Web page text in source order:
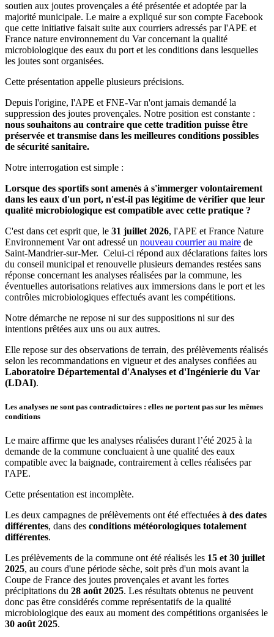
soutien aux joutes provençales a été présentée et adoptée par la
majorité municipale. Le maire a expliqué sur son compte Facebook
que cette initiative faisait suite aux courriers adressés par l'APE et
France nature environnement du Var concernant la qualité
microbiologique des eaux du port et les conditions dans lesquelles
les joutes sont organisées.
Cette présentation appelle plusieurs précisions.
Depuis l'origine, l'APE et FNE-Var n'ont jamais demandé la
suppression des joutes provençales. Notre position est constante :
nous souhaitons au contraire que cette tradition puisse être
préservée et transmise dans les meilleures conditions possibles
de sécurité sanitaire.
Notre interrogation est simple :
Lorsque des sportifs sont amenés à s'immerger volontairement
dans les eaux d'un port, n'est-il pas légitime de vérifier que leur
qualité microbiologique est compatible avec cette pratique ?
C'est dans cet esprit que, le 31 juillet 2026, l'APE et France Nature
Environnement Var ont adressé un nouveau courrier au maire de
Saint-Mandrier-sur-Mer. Celui-ci répond aux déclarations faites lors
du conseil municipal et renouvelle plusieurs demandes restées sans
réponse concernant les analyses réalisées par la commune, les
éventuelles autorisations relatives aux immersions dans le port et les
contrôles microbiologiques effectués avant les compétitions.
Notre démarche ne repose ni sur des suppositions ni sur des
intentions prêtées aux uns ou aux autres.
Elle repose sur des observations de terrain, des prélèvements réalisés
selon les recommandations en vigueur et des analyses confiées au
Laboratoire Départemental d'Analyses et d'Ingénierie du Var
(LDAI).
Les analyses ne sont pas contradictoires : elles ne portent pas sur les mêmes
conditions
Le maire affirme que les analyses réalisées durant l’été 2025 à la
demande de la commune concluaient à une qualité des eaux
compatible avec la baignade, contrairement à celles réalisées par
l'APE.
Cette présentation est incomplète.
Les deux campagnes de prélèvements ont été effectuées à des dates
différentes, dans des conditions météorologiques totalement
différentes.
Les prélèvements de la commune ont été réalisés les 15 et 30 juillet
2025, au cours d'une période sèche, soit près d'un mois avant la
Coupe de France des joutes provençales et avant les fortes
précipitations du 28 août 2025. Les résultats obtenus ne peuvent
donc pas être considérés comme représentatifs de la qualité
microbiologique des eaux au moment des compétitions organisées le
30 août 2025.